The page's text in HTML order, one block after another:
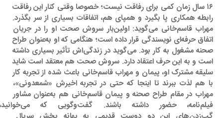
١٦ سال زمان کمی برای رفاقت نیست؛ خصوصا وقتی کنار این رفاقت
رابطه همکاری پا بگیرد و همپای هم، اتفاقات بسیاری از سر بگذرد.
مهراب قاسم‌خانی می‌گوید: اولین‌بار سروش صحت او را در جریان
اتفاق حرفه‌ای نویسندگی قرار داده است؛ هنگامی که او به‌عنوان طراح
صحنه مشغول به کار بود. می‌گوید در زندگی‌اش تأثیر بسیاری داشته
است و به این حرف اعتقاد دارد. سروش صحت هم معتقد است شاید
سلیقه مشترک او، پیمان و مهراب قاسم‌خانی باعث شده از تجربه کار
با هم لذت ببرند تا اینجا که حتی در تجربه اخیرش «شمعدونی»،
مهراب در مقام طراح صحنه و پیمان قاسم‌خانی هم به‌عنوان مشاور
فیلم‌نامه، حضور